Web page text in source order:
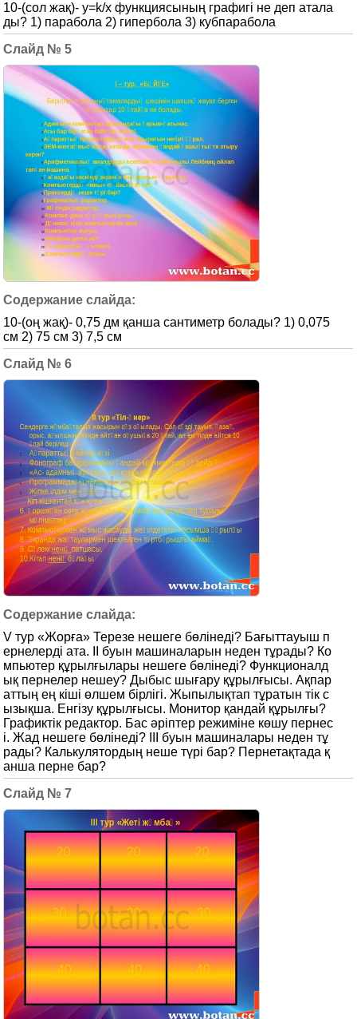
10-(сол жақ)- y=k/x функциясының графигі не деп атала
ды? 1) парабола 2) гипербола 3) кубпарабола
5
10-(оң жақ)- 0,75 дм қанша сантиметр болады? 1) 0,075
см 2) 75 см 3) 7,5 см
6
V тур «Жорға» Терезе нешеге бөлінеді? Бағыттауыш п
ернелерді ата. ІІ буын машиналарын неден тұрады? Ко
мпьютер құрылғылары нешеге бөлінеді? Функционалд
ық пернелер нешеу? Дыбыс шығару құрылғысы. Ақпар
аттың ең кіші өлшем бірлігі. Жыпылықтап тұратын тік с
ызықша. Енгізу құрылғысы. Монитор қандай құрылғы?
Графиктік редактор. Бас әріптер режиміне көшу пернес
і. Жад нешеге бөлінеді? ІІІ буын машиналары неден тұ
рады? Калькулятордың неше түрі бар? Пернетақтада қ
анша перне бар?
7